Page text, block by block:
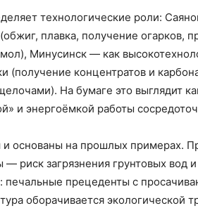
технологические роли:
плавка, получение огарков,
Минусинск — как
(получение концентратов и
На бумаге это выглядит
и энергоёмкой работы
основаны на прошлых примерах.
— риск загрязнения грунтовых
прецеденты с
оборачивается экологической